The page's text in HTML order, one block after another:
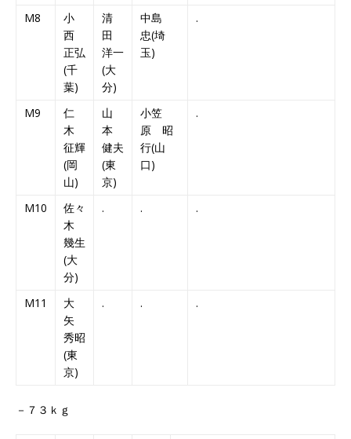
M8
小
西
正弘
(千
葉)
清
田
洋一
(大
分)
中島
忠(埼
玉)
.
M9
仁
木
征輝
(岡
山)
山
本
健夫
(東
京)
小笠
原 昭
行(山
口)
.
M10
佐々
木
幾生
(大
分)
. . .
M11
大
矢
秀昭
(東
京)
. . .
－７３ｋｇ